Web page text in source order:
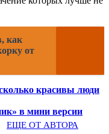
как
от
красивы люди
в мини версии
ЕЩЕ ОТ АВТОРА